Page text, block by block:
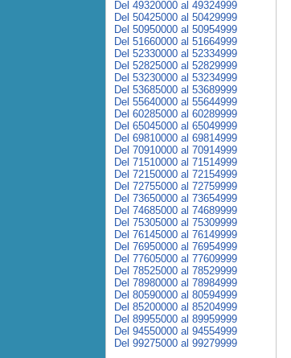
Del 49320000 al 49324999
Del 50425000 al 50429999
Del 50950000 al 50954999
Del 51660000 al 51664999
Del 52330000 al 52334999
Del 52825000 al 52829999
Del 53230000 al 53234999
Del 53685000 al 53689999
Del 55640000 al 55644999
Del 60285000 al 60289999
Del 65045000 al 65049999
Del 69810000 al 69814999
Del 70910000 al 70914999
Del 71510000 al 71514999
Del 72150000 al 72154999
Del 72755000 al 72759999
Del 73650000 al 73654999
Del 74685000 al 74689999
Del 75305000 al 75309999
Del 76145000 al 76149999
Del 76950000 al 76954999
Del 77605000 al 77609999
Del 78525000 al 78529999
Del 78980000 al 78984999
Del 80590000 al 80594999
Del 85200000 al 85204999
Del 89955000 al 89959999
Del 94550000 al 94554999
Del 99275000 al 99279999